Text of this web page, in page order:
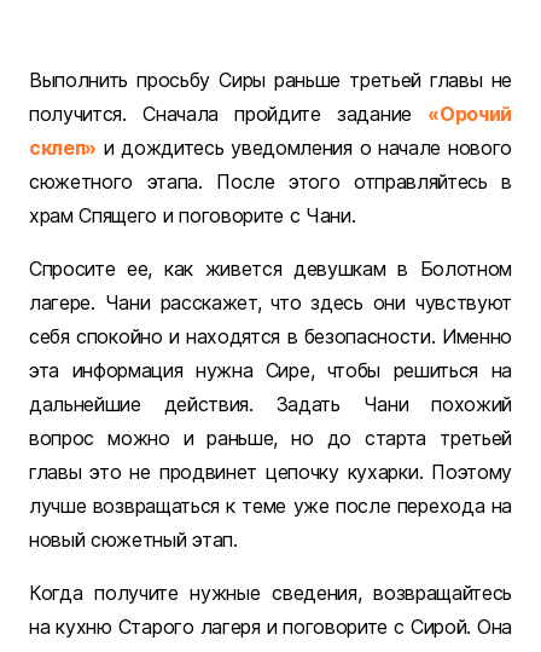
Выполнить просьбу Сиры раньше третьей главы не
получится. Сначала пройдите задание «Орочий
склеп» и дождитесь уведомления о начале нового
сюжетного этапа. После этого отправляйтесь в
храм Спящего и поговорите с Чани.
Спросите ее, как живется девушкам в Болотном
лагере. Чани расскажет, что здесь они чувствуют
себя спокойно и находятся в безопасности. Именно
эта информация нужна Сире, чтобы решиться на
дальнейшие действия. Задать Чани похожий
вопрос можно и раньше, но до старта третьей
главы это не продвинет цепочку кухарки. Поэтому
лучше возвращаться к теме уже после перехода на
новый сюжетный этап.
Когда получите нужные сведения, возвращайтесь
на кухню Старого лагеря и поговорите с Сирой. Она